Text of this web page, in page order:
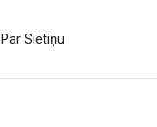
Par Sietiņu